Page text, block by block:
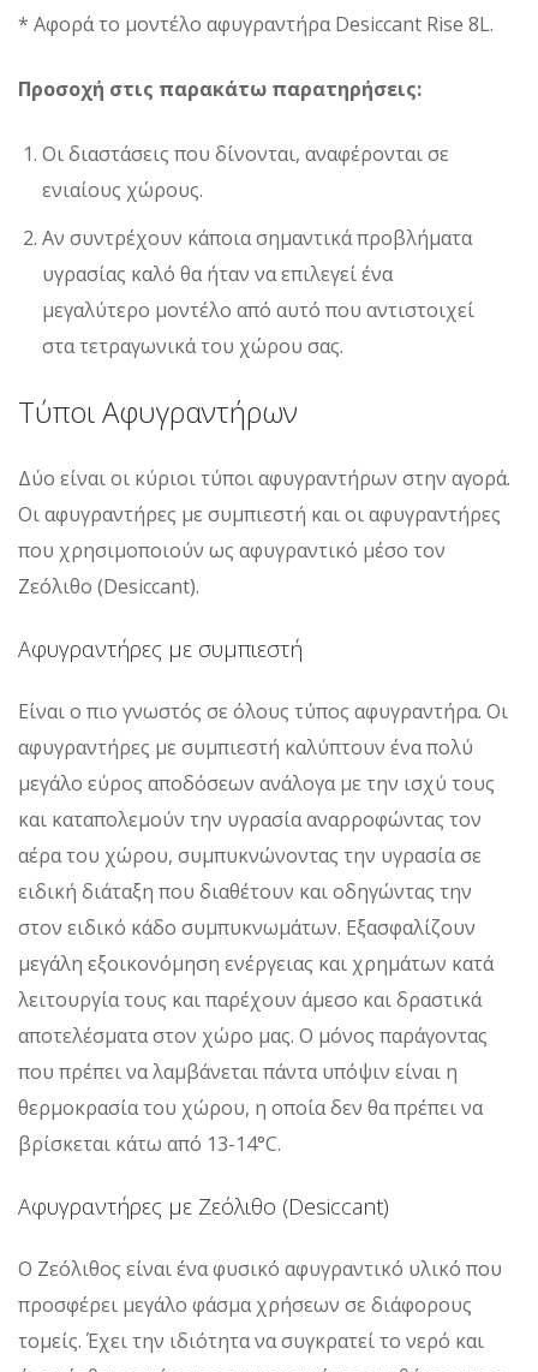
* Αφορά το μοντέλο αφυγραντήρα Desiccant Rise 8L.
Προσοχή στις παρακάτω παρατηρήσεις:
Οι διαστάσεις που δίνονται, αναφέρονται σε
ενιαίους χώρους.
Αν συντρέχουν κάποια σημαντικά προβλήματα
υγρασίας καλό θα ήταν να επιλεγεί ένα
μεγαλύτερο μοντέλο από αυτό που αντιστοιχεί
στα τετραγωνικά του χώρου σας.
Τύποι Αφυγραντήρων
Δύο είναι οι κύριοι τύποι αφυγραντήρων στην αγορά.
Οι αφυγραντήρες με συμπιεστή και οι αφυγραντήρες
που χρησιμοποιούν ως αφυγραντικό μέσο τον
Ζεόλιθο (Desiccant).
Αφυγραντήρες με συμπιεστή
Είναι ο πιο γνωστός σε όλους τύπος αφυγραντήρα. Οι
αφυγραντήρες με συμπιεστή καλύπτουν ένα πολύ
μεγάλο εύρος αποδόσεων ανάλογα με την ισχύ τους
και καταπολεμούν την υγρασία αναρροφώντας τον
αέρα του χώρου, συμπυκνώνοντας την υγρασία σε
ειδική διάταξη που διαθέτουν και οδηγώντας την
στον ειδικό κάδο συμπυκνωμάτων. Εξασφαλίζουν
μεγάλη εξοικονόμηση ενέργειας και χρημάτων κατά
λειτουργία τους και παρέχουν άμεσο και δραστικά
αποτελέσματα στον χώρο μας. Ο μόνος παράγοντας
που πρέπει να λαμβάνεται πάντα υπόψιν είναι η
θερμοκρασία του χώρου, η οποία δεν θα πρέπει να
βρίσκεται κάτω από 13-14°C.
Αφυγραντήρες με Ζεόλιθο (Desiccant)
Ο Ζεόλιθος είναι ένα φυσικό αφυγραντικό υλικό που
προσφέρει μεγάλο φάσμα χρήσεων σε διάφορους
τομείς. Έχει την ιδιότητα να συγκρατεί το νερό και